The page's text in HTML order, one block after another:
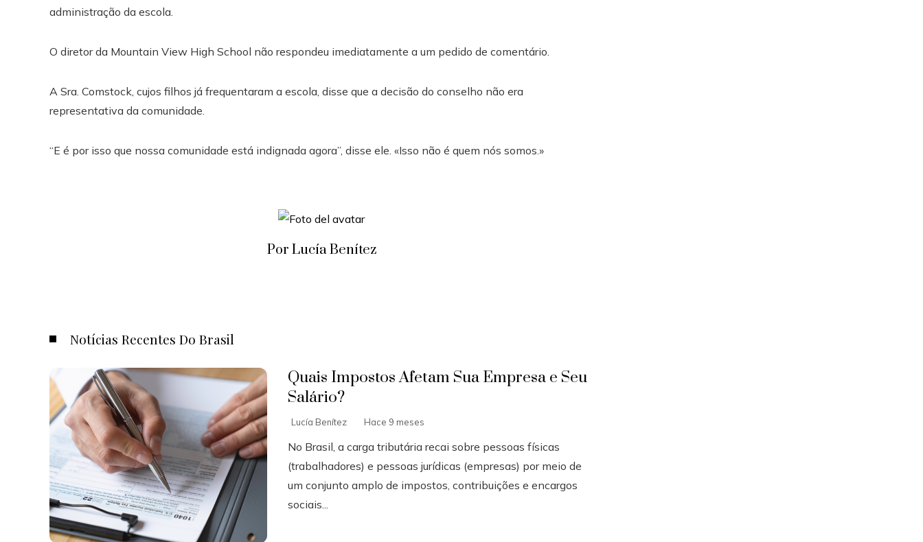
administração da escola.
O diretor da Mountain View High School não respondeu imediatamente a um pedido de comentário.
A Sra. Comstock, cujos filhos já frequentaram a escola, disse que a decisão do conselho não era
representativa da comunidade.
“E é por isso que nossa comunidade está indignada agora”, disse ele. «Isso não é quem nós somos.»
Por Lucía Benítez
Notícias Recentes Do Brasil
Quais Impostos Afetam Sua Empresa e Seu
Salário?
Lucía Benítez Hace 9 meses
No Brasil, a carga tributária recai sobre pessoas físicas
(trabalhadores) e pessoas jurídicas (empresas) por meio de
um conjunto amplo de impostos, contribuições e encargos
sociais...